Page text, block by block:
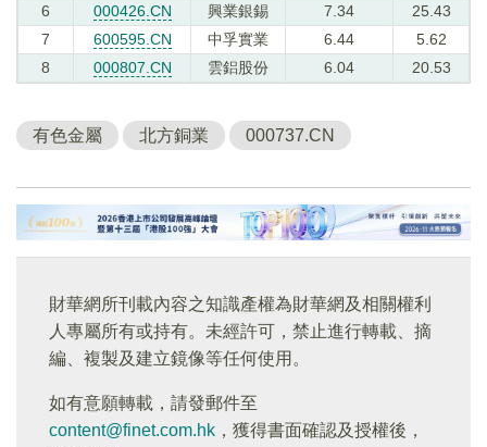
6
000426.CN 興業銀錫 7.34
25.43
7
600595.CN 中孚實業 6.44
5.62
8
000807.CN 雲鋁股份 6.04 20.53
有色金屬 北方銅業 000737.CN
財華網所刊載內容之知識產權為財華網及相關權利
人專屬所有或持有。未經許可，禁止進行轉載、摘
編、複製及建立鏡像等任何使用。
如有意願轉載，請發郵件至
content@finet.com.hk ，獲得書面確認及授權後，